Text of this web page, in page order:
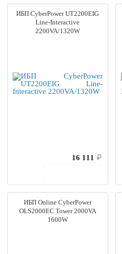
ИБП CyberPower UT2200EIG
Line-Interactive
2200VA/1320W
16 111 ₽
ИБП Online CyberPower
OLS2000EC Tower 2000VA
1600W